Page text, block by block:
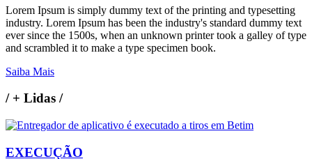
Lorem Ipsum is simply dummy text of the printing and typesetting
industry. Lorem Ipsum has been the industry's standard dummy text
ever since the 1500s, when an unknown printer took a galley of type
and scrambled it to make a type specimen book.
Saiba Mais
/+ Lidas /
EXECUÇÃO